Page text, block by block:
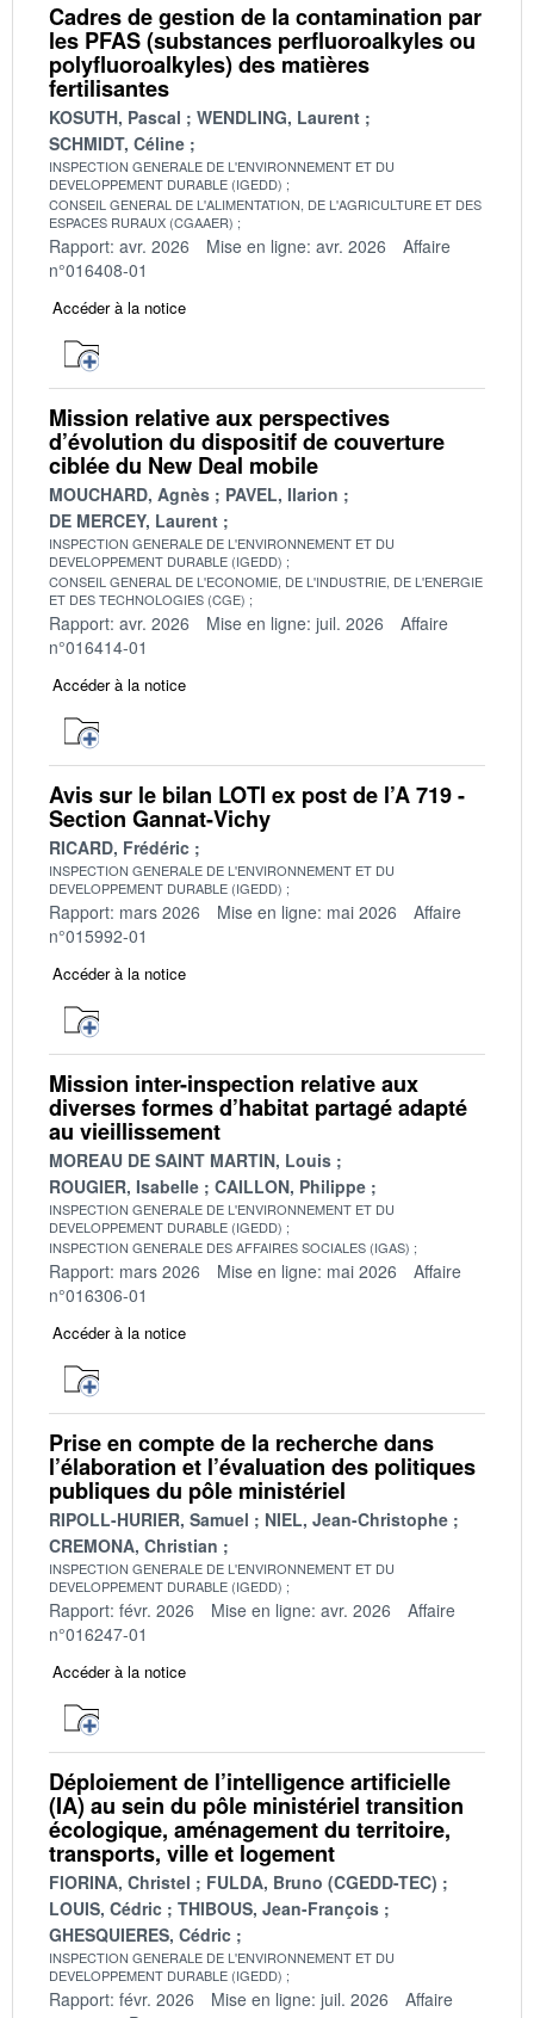
Cadres de gestion de la contamination par
les PFAS (substances perfluoroalkyles ou
polyfluoroalkyles) des matières
fertilisantes
KOSUTH, Pascal
WENDLING, Laurent
SCHMIDT, Céline
INSPECTION GENERALE DE L'ENVIRONNEMENT ET DU
DEVELOPPEMENT DURABLE (IGEDD)
CONSEIL GENERAL DE L'ALIMENTATION, DE L'AGRICULTURE ET DES
ESPACES RURAUX (CGAAER)
Rapport: avr. 2026 Mise en ligne: avr. 2026
Affaire
n°016408-01
Accéder à la notice
Mission relative aux perspectives
d’évolution du dispositif de couverture
ciblée du New Deal mobile
MOUCHARD, Agnès
PAVEL, Ilarion
DE MERCEY, Laurent
INSPECTION GENERALE DE L'ENVIRONNEMENT ET DU
DEVELOPPEMENT DURABLE (IGEDD)
CONSEIL GENERAL DE L'ECONOMIE, DE L'INDUSTRIE, DE L'ENERGIE
ET DES TECHNOLOGIES (CGE)
Rapport: avr. 2026 Mise en ligne: juil. 2026
Affaire
n°016414-01
Accéder à la notice
Avis sur le bilan LOTI ex post de l’A 719 -
Section Gannat-Vichy
RICARD, Frédéric
INSPECTION GENERALE DE L'ENVIRONNEMENT ET DU
DEVELOPPEMENT DURABLE (IGEDD)
Rapport: mars 2026 Mise en ligne: mai 2026
Affaire
n°015992-01
Accéder à la notice
Mission inter-inspection relative aux
diverses formes d’habitat partagé adapté
au vieillissement
MOREAU DE SAINT MARTIN, Louis
ROUGIER, Isabelle
CAILLON, Philippe
INSPECTION GENERALE DE L'ENVIRONNEMENT ET DU
DEVELOPPEMENT DURABLE (IGEDD)
INSPECTION GENERALE DES AFFAIRES SOCIALES (IGAS)
Rapport: mars 2026 Mise en ligne: mai 2026
Affaire
n°016306-01
Accéder à la notice
Prise en compte de la recherche dans
l’élaboration et l’évaluation des politiques
publiques du pôle ministériel
RIPOLL-HURIER, Samuel
NIEL, Jean-Christophe
CREMONA, Christian
INSPECTION GENERALE DE L'ENVIRONNEMENT ET DU
DEVELOPPEMENT DURABLE (IGEDD)
Rapport: févr. 2026 Mise en ligne: avr. 2026
Affaire
n°016247-01
Accéder à la notice
Déploiement de l’intelligence artificielle
(IA) au sein du pôle ministériel transition
écologique, aménagement du territoire,
transports, ville et logement
FIORINA, Christel
FULDA, Bruno (CGEDD-TEC)
LOUIS, Cédric
THIBOUS, Jean-François
GHESQUIERES, Cédric
INSPECTION GENERALE DE L'ENVIRONNEMENT ET DU
DEVELOPPEMENT DURABLE (IGEDD)
Rapport: févr. 2026 Mise en ligne: juil. 2026
Affaire